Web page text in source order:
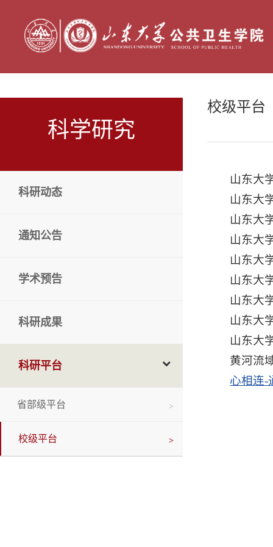
科学研究
科研动态
通知公告
学术预告
科研成果
科研平台
省部级平台
校级平台
校级平台
山东大
山东大
山东大
山东大
山东大
山东大
山东大
山东大
山东大
黄河流
心相连-